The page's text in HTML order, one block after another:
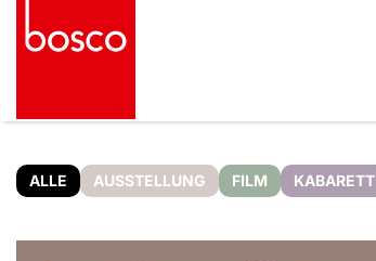
ALLE AUSSTELLUNG FILM KABARETT